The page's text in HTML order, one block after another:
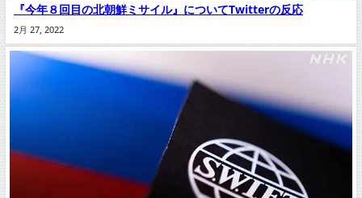
『今年８回目の北朝鮮ミサイル』についてTwitterの反応
2月 27, 2022